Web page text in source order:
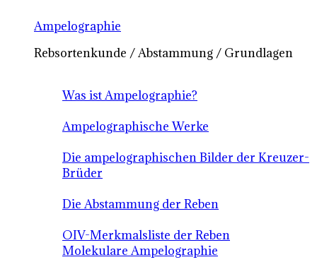
Ampelographie
Rebsortenkunde / Abstammung / Grundlagen
Was ist Ampelographie?
Ampelographische Werke
Die ampelographischen Bilder der Kreuzer-
Brüder
Die Abstammung der Reben
OIV-Merkmalsliste der Reben
Molekulare Ampelographie